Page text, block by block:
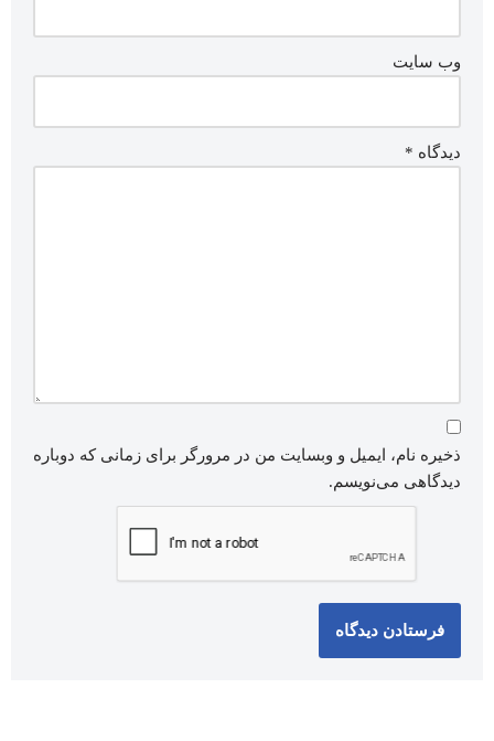
وب‌ سایت
دیدگاه *
ذخیره نام، ایمیل و وبسایت من در مرورگر برای زمانی که دوباره
دیدگاهی می‌نویسم.